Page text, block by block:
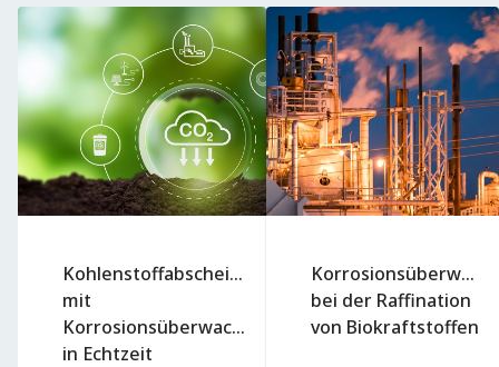
Kohlenstoffabscheidung
mit
Korrosionsüberwachung
in Echtzeit
bei der Raffination
von Biokraftstoffen